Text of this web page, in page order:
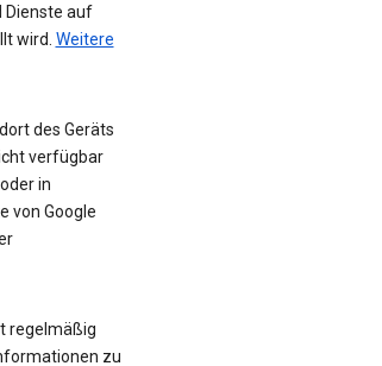
Dienste auf
wird. Weitere
des Geräts
verfügbar
in
von Google
regelmäßig
zu